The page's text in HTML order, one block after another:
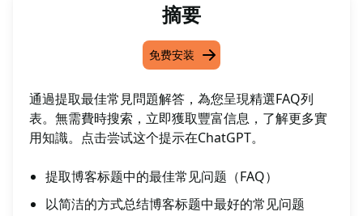
摘要
免费安装
通過提取最佳常見問題解答，為您呈現精選FAQ列
表。無需費時搜索，立即獲取豐富信息，了解更多實
用知識。点击尝试这个提示在ChatGPT。
提取博客标题中的最佳常见问题（FAQ）
以简洁的方式总结博客标题中最好的常见问题